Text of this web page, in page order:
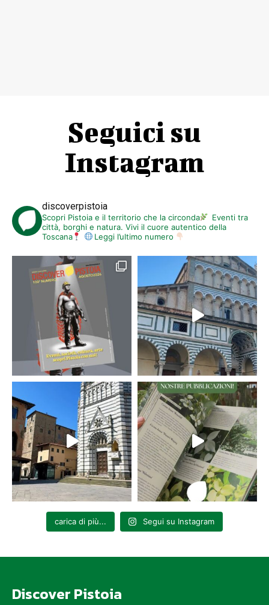
Seguici su
Instagram
discoverpistoia
Scopri Pistoia e il territorio che la circonda
Eventi tra
città, borghi e natura. Vivi il cuore autentico della
Toscana
Leggi l’ultimo numero
carica di più... Segui su Instagram
Discover Pistoia